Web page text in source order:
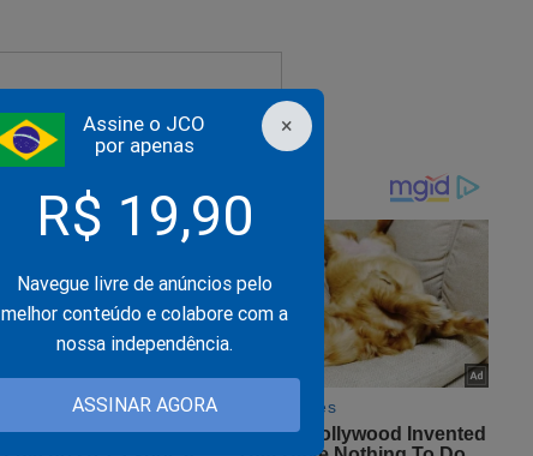
×
Assine o JCO
por apenas
R$ 19,90
Navegue livre de anúncios pelo
melhor conteúdo e colabore com a
nossa independência.
ASSINAR AGORA